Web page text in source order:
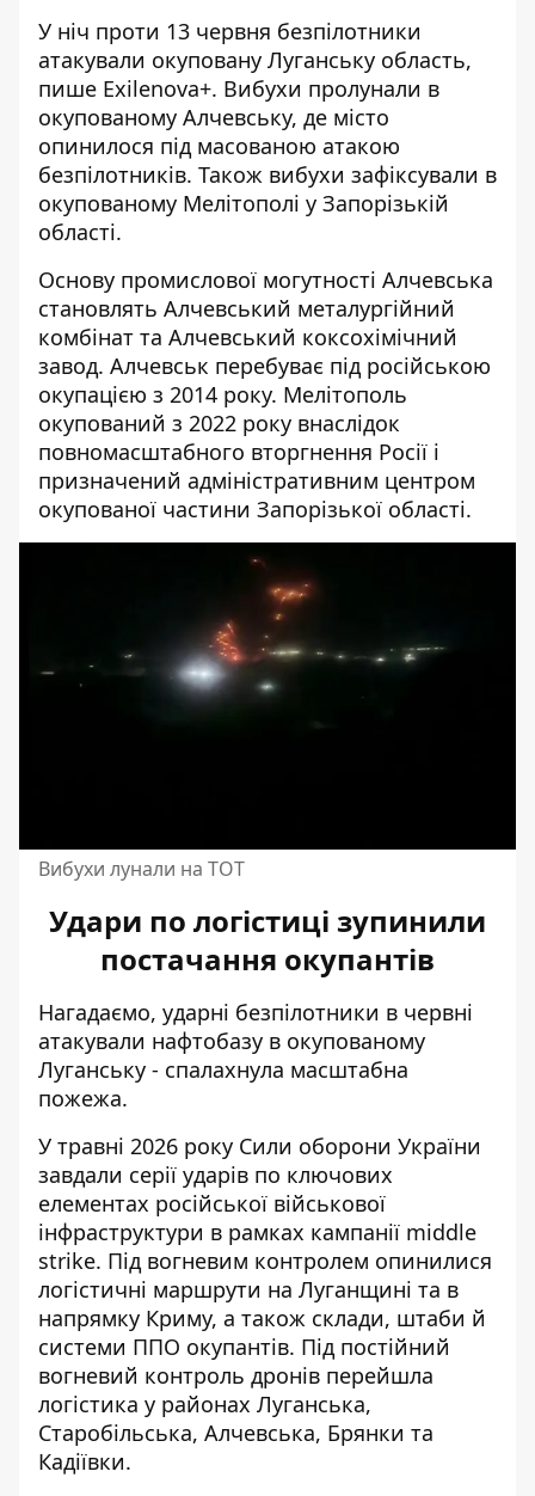
У ніч проти 13 червня безпілотники
атакували окуповану Луганську область,
пише Exilenova+. Вибухи пролунали в
окупованому Алчевську, де місто
опинилося під масованою атакою
безпілотників. Також вибухи зафіксували в
окупованому Мелітополі у Запорізькій
області.
Основу промислової могутності Алчевська
становлять Алчевський металургійний
комбінат та Алчевський коксохімічний
завод. Алчевськ перебуває під російською
окупацією з 2014 року. Мелітополь
окупований з 2022 року внаслідок
повномасштабного вторгнення Росії і
призначений адміністративним центром
окупованої частини Запорізької області.
Вибухи лунали на ТОТ
Удари по логістиці зупинили
постачання окупантів
Нагадаємо, ударні безпілотники в червні
атакували нафтобазу в окупованому
Луганську - спалахнула масштабна
пожежа.
У травні 2026 року Сили оборони України
завдали серії ударів по ключових
елементах російської військової
інфраструктури в рамках кампанії middle
strike. Під вогневим контролем опинилися
логістичні маршрути на Луганщині та в
напрямку Криму, а також склади, штаби й
системи ППО окупантів. Під постійний
вогневий контроль дронів перейшла
логістика у районах Луганська,
Старобільська, Алчевська, Брянки та
Кадіївки.